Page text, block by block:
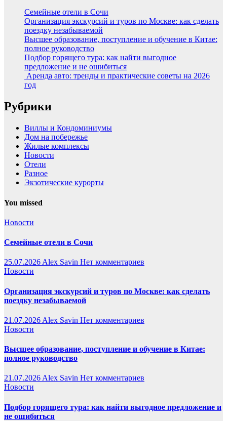
Семейные отели в Сочи
Организация экскурсий и туров по Москве: как сделать
поездку незабываемой
Высшее образование, поступление и обучение в Китае:
полное руководство
Подбор горящего тура: как найти выгодное
предложение и не ошибиться
Аренда авто: тренды и практические советы на 2026
год
Рубрики
Виллы и Кондоминиумы
Дом на побережье
Жилые комплексы
Новости
Отели
Разное
Экзотические курорты
You missed
Новости
Семейные отели в Сочи
25.07.2026 Alex Savin Нет комментариев
Новости
Организация экскурсий и туров по Москве: как сделать
поездку незабываемой
21.07.2026 Alex Savin Нет комментариев
Новости
Высшее образование, поступление и обучение в Китае:
полное руководство
21.07.2026Alex Savin Нет комментариев
Новости
Подбор горящего тура: как найти выгодное предложение и
не ошибиться